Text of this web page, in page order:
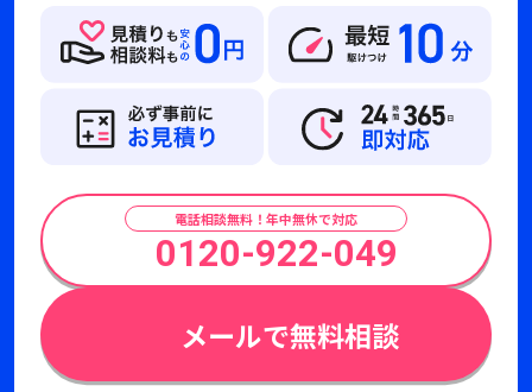
電話相談無料！年中無休で対応
0120-922-049
メールで無料相談